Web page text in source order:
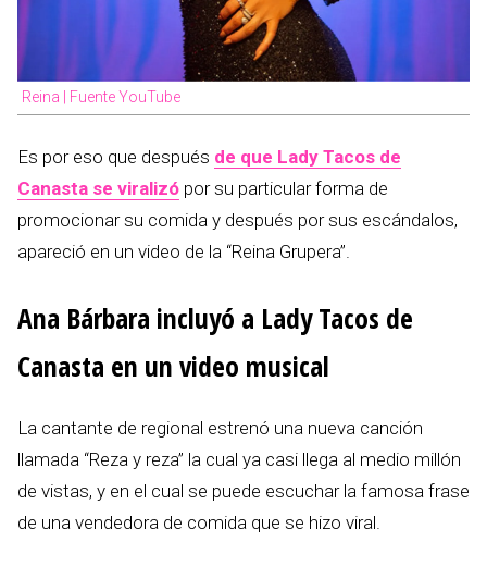
Reina | Fuente YouTube
Es por eso que después de que Lady Tacos de
Canasta se viralizó por su particular forma de
promocionar su comida y después por sus escándalos,
apareció en un video de la “Reina Grupera”.
Ana Bárbara incluyó a Lady Tacos de
Canasta en un video musical
La cantante de regional estrenó una nueva canción
llamada “Reza y reza” la cual ya casi llega al medio millón
de vistas, y en el cual se puede escuchar la famosa frase
de una vendedora de comida que se hizo viral.